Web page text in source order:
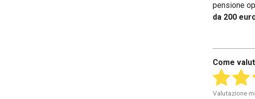
pensione
da 200
Come
Valutazione